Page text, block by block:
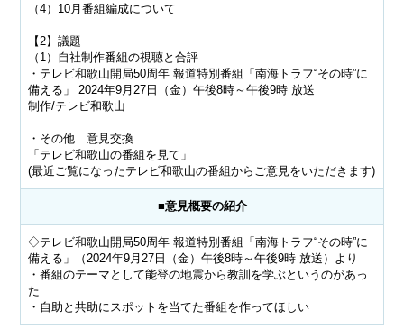
（4）10月番組編成について
【2】議題
（1）自社制作番組の視聴と合評
・テレビ和歌山開局50周年 報道特別番組「南海トラフ“その時”に
備える」 2024年9月27日（金）午後8時～午後9時 放送
制作/テレビ和歌山
・その他 意見交換
「テレビ和歌山の番組を見て」
(最近ご覧になったテレビ和歌山の番組からご意見をいただきます)
■意見概要の紹介
◇テレビ和歌山開局50周年 報道特別番組「南海トラフ“その時”に
備える」（2024年9月27日（金）午後8時～午後9時 放送）より
・番組のテーマとして能登の地震から教訓を学ぶというのがあっ
た
・自助と共助にスポットを当てた番組を作ってほしい